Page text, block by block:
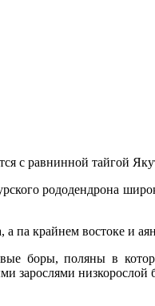
с равнинной тайгой
рододендрона
па крайнем востоке и
боры, поляны в
зарослями низкорослой